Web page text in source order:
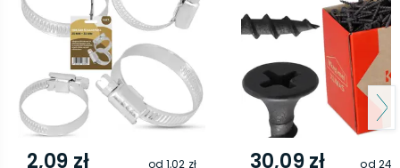
2,09 zł od1,02 zł 30,09 zł od